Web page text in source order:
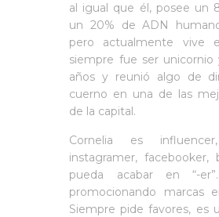
al igual que él, posee un
un 20% de ADN
pero actualmente vive
siempre fue ser
años y reunió algo de
cuerno en una de las
de la capital.
Cornelia es
instagramer,
pueda acabar en “-
promocionando marcas
Siempre pide favores, es